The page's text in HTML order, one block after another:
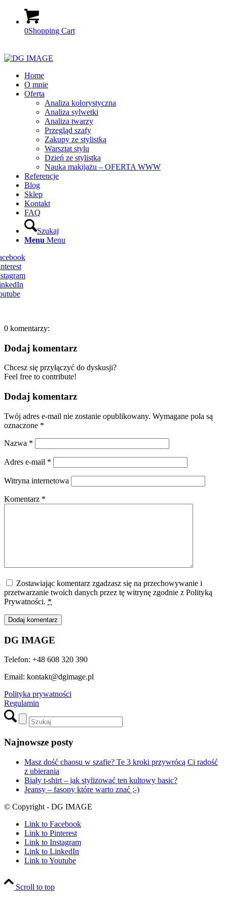
0Shopping Cart
Home
O mnie
Oferta
Analiza kolorystyczna
Analiza sylwetki
Analiza twarzy
Przegląd szafy
Zakupy ze stylistką
Warsztat stylu
Dzień ze stylistką
Nauka makijażu – OFERTA WWW
Referencje
Blog
Sklep
Kontakt
FAQ
Szukaj
Menu Menu
0 komentarzy:
Dodaj komentarz
Chcesz się przyłączyć do dyskusji?
Feel free to contribute!
Dodaj komentarz
Twój adres e-mail nie zostanie opublikowany. Wymagane pola są
oznaczone *
Nazwa *
Adres e-mail *
Witryna internetowa
Komentarz *
Zostawiając komentarz zgadzasz się na przechowywanie i
przetwarzanie twoich danych przez tę witrynę zgodnie z Polityką
Prywatności. *
DG IMAGE
Telefon: +48 608 320 390
Email: kontakt@dgimage.pl
Polityka prywatności
Regulamin
Najnowsze posty
Masz dość chaosu w szafie? Te 3 kroki przywrócą Ci radość
z ubierania
Biały t-shirt – jak stylizować ten kultowy basic?
Jeansy – fasony które warto znać ;-)
© Copyright - DG IMAGE
Link to Facebook
Link to Pinterest
Link to Instagram
Link to LinkedIn
Link to Youtube
Scroll to top